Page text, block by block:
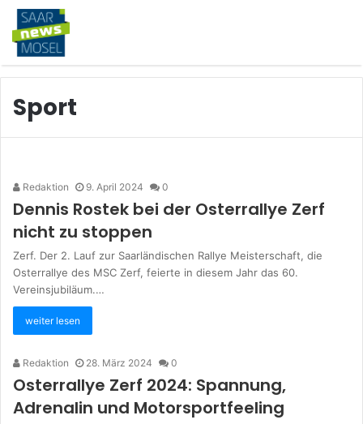
Sport
Redaktion 9. April 2024 0
Dennis Rostek bei der Osterrallye Zerf
nicht zu stoppen
Zerf. Der 2. Lauf zur Saarländischen Rallye Meisterschaft, die
Osterrallye des MSC Zerf, feierte in diesem Jahr das 60.
Vereinsjubiläum.…
weiter lesen
Redaktion 28. März 2024 0
Osterrallye Zerf 2024: Spannung,
Adrenalin und Motorsportfeeling